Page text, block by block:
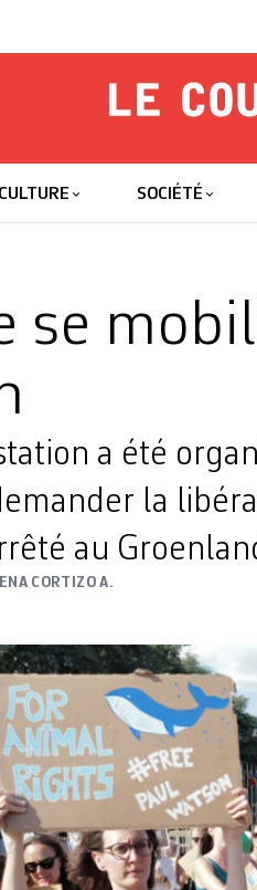
Le
CULTURE SOCIÉTÉ
se
a été
la
au
CORTIZO A.